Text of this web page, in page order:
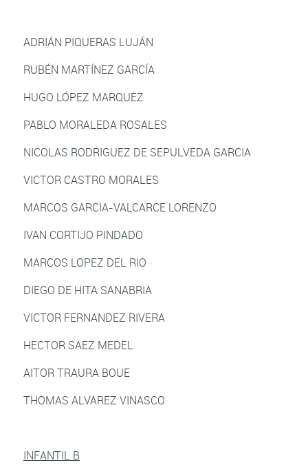
ADRIÁN PIQUERAS LUJÁN
RUBÉN MARTÍNEZ GARCÍA
HUGO LÓPEZ MARQUEZ
PABLO MORALEDA ROSALES
NICOLAS RODRIGUEZ DE SEPULVEDA GARCIA
VICTOR CASTRO MORALES
MARCOS GARCIA-VALCARCE LORENZO
IVAN CORTIJO PINDADO
MARCOS LOPEZ DEL RIO
DIEGO DE HITA SANABRIA
VICTOR FERNANDEZ RIVERA
HECTOR SAEZ MEDEL
AITOR TRAURA BOUE
THOMAS ALVAREZ VINASCO
INFANTIL B